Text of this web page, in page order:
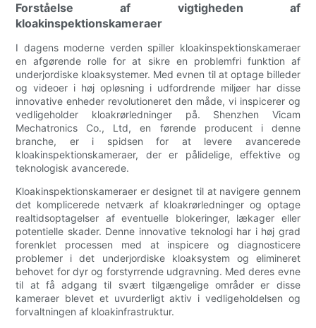
Forståelse af vigtigheden af
kloakinspektionskameraer
I dagens moderne verden spiller kloakinspektionskameraer
en afgørende rolle for at sikre en problemfri funktion af
underjordiske kloaksystemer. Med evnen til at optage billeder
og videoer i høj opløsning i udfordrende miljøer har disse
innovative enheder revolutioneret den måde, vi inspicerer og
vedligeholder kloakrørledninger på. Shenzhen Vicam
Mechatronics Co., Ltd, en førende producent i denne
branche, er i spidsen for at levere avancerede
kloakinspektionskameraer, der er pålidelige, effektive og
teknologisk avancerede.
Kloakinspektionskameraer er designet til at navigere gennem
det komplicerede netværk af kloakrørledninger og optage
realtidsoptagelser af eventuelle blokeringer, lækager eller
potentielle skader. Denne innovative teknologi har i høj grad
forenklet processen med at inspicere og diagnosticere
problemer i det underjordiske kloaksystem og elimineret
behovet for dyr og forstyrrende udgravning. Med deres evne
til at få adgang til svært tilgængelige områder er disse
kameraer blevet et uvurderligt aktiv i vedligeholdelsen og
forvaltningen af kloakinfrastruktur.